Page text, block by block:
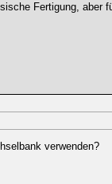
Fertigung, aber
verwenden?